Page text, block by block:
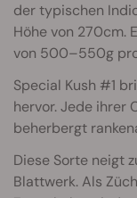
der typischen
Höhe von 270cm.
von 500–550g
Special Kush #1
hervor. Jede ihrer
beherbergt
Diese Sorte neigt
Blattwerk. Als